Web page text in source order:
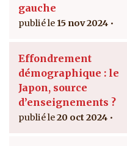
gauche
15 nov 2024
Effondrement
démographique : le
Japon, source
d’enseignements ?
20 oct 2024